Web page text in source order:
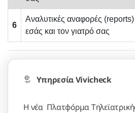
6
Αναλυτικές αναφορές (reports)
εσάς και τον γιατρό σας
Υπηρεσία Vivicheck
H νέα Πλατφόρμα